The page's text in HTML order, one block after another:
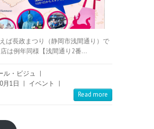
ば長政まつり（静岡市浅間通り）で
は例年同様【浅間通り2番…
ル・ビジュ
|
月1日
| イベント
|
Read more